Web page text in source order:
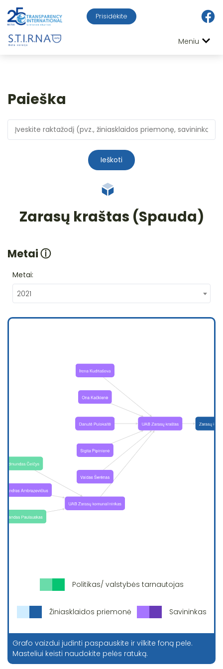
Prisidėkite
Meniu
Paieška
Ieškoti
Zarasų kraštas (Spauda)
Metaiⓘ
Metai:
2021
Politikas/ valstybės tarnautojas
Žiniasklaidos priemonė Savininkas
Grafo vaizdui judinti paspauskite ir vilkite foną pele.
Masteliui keisti naudokite pelės ratuką.